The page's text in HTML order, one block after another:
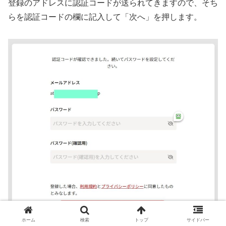
登録のアドレスに認証コードが送られてきますので、そち
らを認証コードの欄に記入して「次へ」を押します。
ホーム 検索 トップ サイドバー